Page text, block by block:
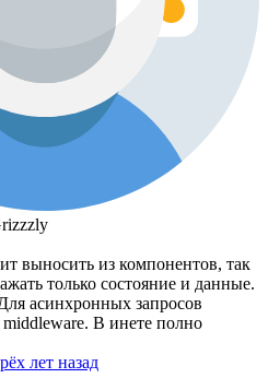
выносить из компонентов, так
только состояние и данные.
асинхронных запросов
В инете полно
лет назад